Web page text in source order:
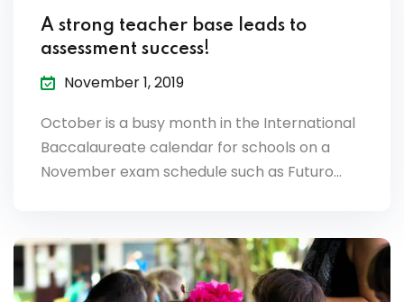
A strong teacher base leads to
assessment success!
November 1, 2019
October is a busy month in the International
Baccalaureate calendar for schools on a
November exam schedule such as Futuro…